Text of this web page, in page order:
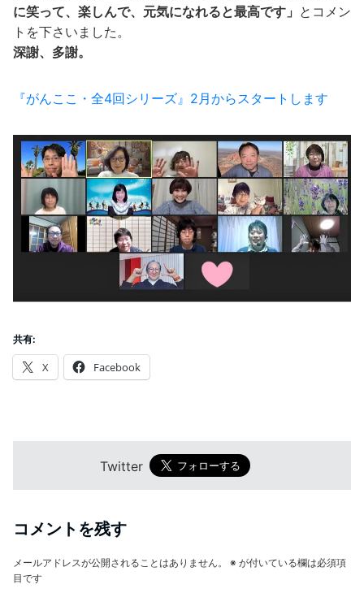
に笑って、楽しんで、元気になれると最高です」 とコメン
トを下さいました。
深謝、多謝。
『がんここ・全4回シリーズ』2月からスタートします
共有:
X Facebook
Twitter
コメントを残す
メールアドレスが公開されることはありません。 ※ が付いている欄は必須項
目です